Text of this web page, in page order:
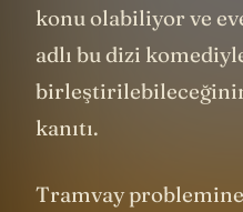
deneyi bu yüzyılda
konu olabiliyor ve
adlı bu dizi
birleştirilebileceğinin